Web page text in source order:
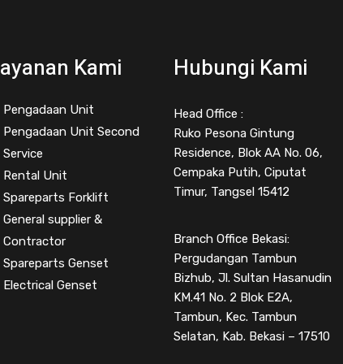
Kami
Pengadaan Unit
Pengadaan Unit Second
Service
Rental Unit
Spareparts Forklift
General supplier &
Contractor
Spareparts Genset
Electrical Genset
Hubungi Kami
Head Office :
Ruko Pesona Gintung
Residence, Blok AA No. 06,
Cempaka Putih, Ciputat
Timur, Tangsel 15412
Branch Office Bekasi:
Pergudangan Tambun
Bizhub, Jl. Sultan Hasanudin
KM.41 No. 2 Blok E2A,
Tambun, Kec. Tambun
Selatan, Kab. Bekasi – 17510